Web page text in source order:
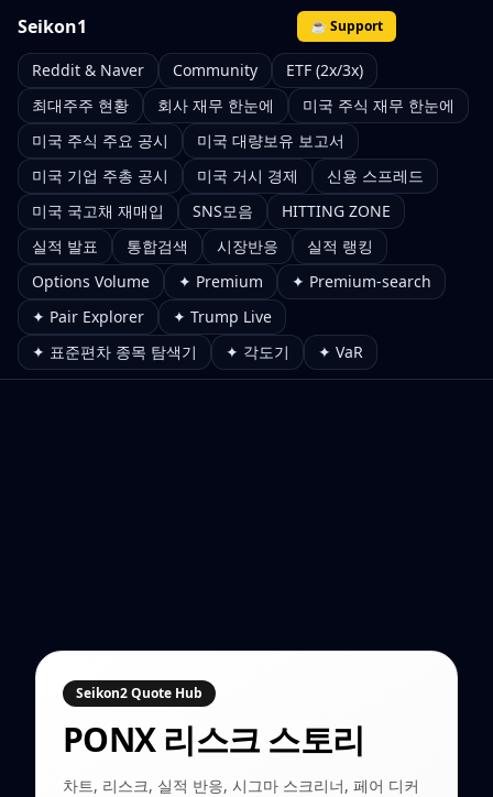
Seikon1 ☕ Support
Reddit & Naver Community
ETF (2x/3x)
최대주주 현황
회사 재무 한눈에
미국 주식 재무 한눈에
미국 주식 주요 공시
미국 대량보유 보고서
미국 기업 주총 공시
미국 거시 경제
신용 스프레드
미국 국고채 재매입
SNS모음
HITTING ZONE
실적 발표
통합검색 시장반응
실적 랭킹
Options Volume
✦ Premium
✦ Premium-search
✦ Pair Explorer
✦ Trump Live
✦ 표준편차 종목 탐색기
✦ 각도기 ✦ VaR
Seikon2 Quote Hub
PONX리스크 스토리
차트, 리스크, 실적 반응, 시그마 스크리너, 페어 디커